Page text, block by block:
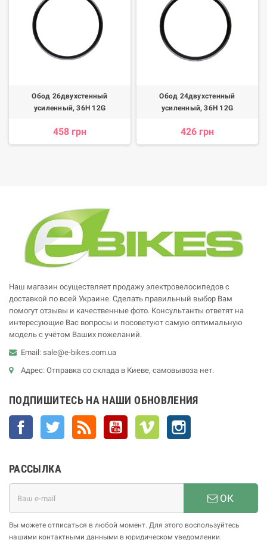
Обод 26двухстенный
усиленный, 36H 12G
458 грн
Обод 24двухстенный
усиленный, 36H 12G
426 грн
Наш магазин осуществляет продажу электровелосипедов с
доставкой по всей Украине. Сделать правильный выбор Вам
помогут отзывы и качественные фото. Консультанты ответят на
интересующие Вас вопросы и посоветуют самую оптимальную
модель с учётом Ваших пожеланий.
Email: sale@e-bikes.com.ua
Адрес: Отправка со склада в Киеве, самовывоза нет.
ПОДПИШИТЕСЬ НА НАШИ ОБНОВЛЕНИЯ
Facebook Twitter YouTube Vimeo
РАССЫЛКА
ОК
Вы можете отписаться в любой момент. Для этого воспользуйтесь
нашими контактными данными в юридическом уведомлении.